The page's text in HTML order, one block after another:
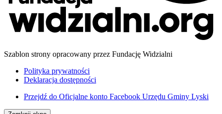
Szablon strony opracowany przez Fundację Widzialni
Polityka prywatności
Deklaracja dostępności
Przejdź do Oficjalne konto Facebook Urzędu Gminy Lyski